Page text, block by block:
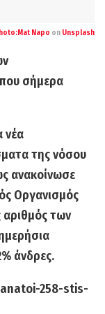
Mat Napo on Unsplash
σήμερα
νέα
της νόσου
ανακοίνωσε
Οργανισμός
αριθμός των
άνδρες.